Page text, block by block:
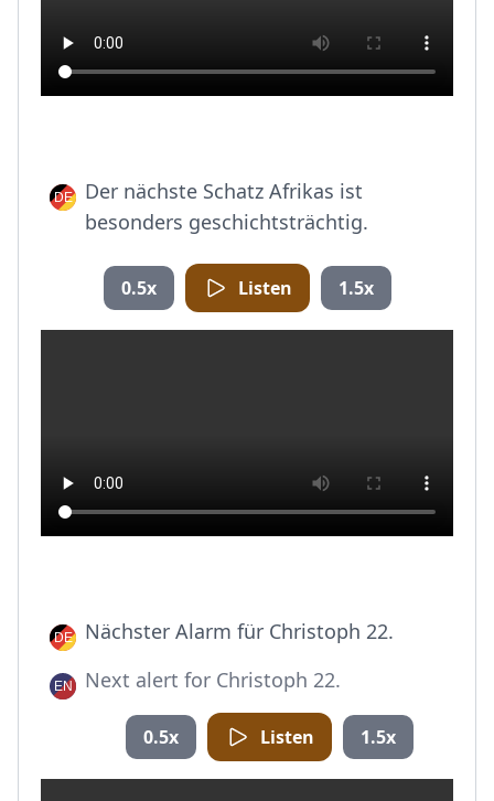
Der nächste Schatz Afrikas ist
besonders geschichtsträchtig.
0.5x Listen 1.5x
Nächster Alarm für Christoph 22.
Next alert for Christoph 22.
0.5x Listen 1.5x